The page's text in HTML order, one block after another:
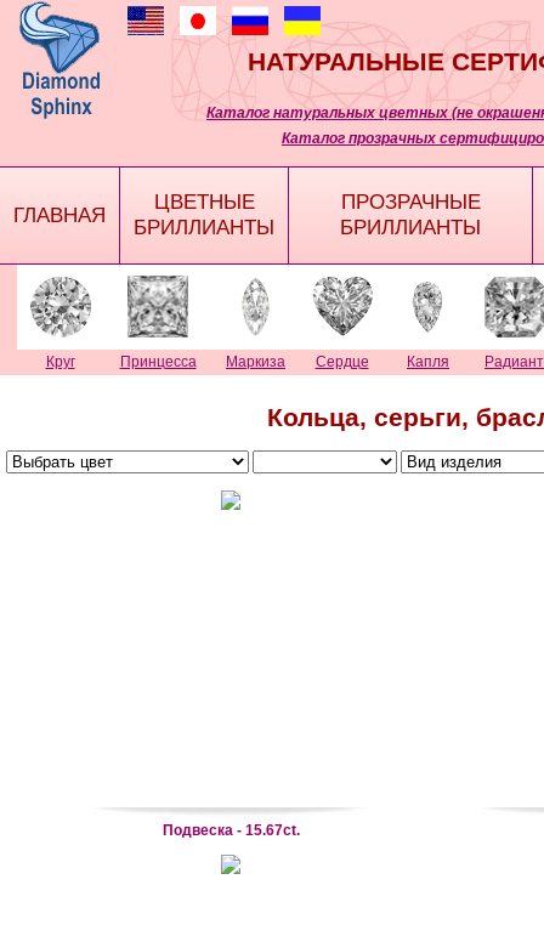
НАТУРАЛЬНЫЕ
Каталог натуральных цветных (не
Каталог прозрачных
ГЛАВНАЯ
ЦВЕТНЫЕ
БРИЛЛИАНТЫ
ПРОЗРАЧНЫЕ
БРИЛЛИАНТЫ
Круг Принцесса Маркиза Сердце Капля Радиант
Кольца, серьги,
Подвеска - 15.67ct.